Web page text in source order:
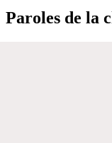
Paroles de la